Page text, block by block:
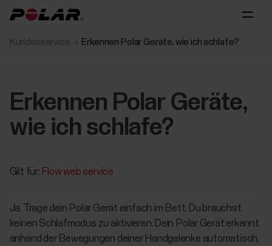
Kundenservice Erkennen Polar Geräte, wie ich schlafe?
Erkennen Polar Geräte,
wie ich schlafe?
Gilt für: Flow web service
Ja. Trage dein Polar Gerät einfach im Bett. Du brauchst
keinen Schlafmodus zu aktivieren. Dein Polar Gerät erkennt
anhand der Bewegungen deiner Handgelenke automatisch,